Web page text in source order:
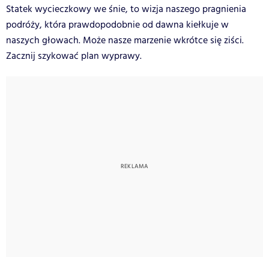
Statek wycieczkowy we śnie, to wizja naszego pragnienia
podróży, która prawdopodobnie od dawna kiełkuje w
naszych głowach. Może nasze marzenie wkrótce się ziści.
Zacznij szykować plan wyprawy.